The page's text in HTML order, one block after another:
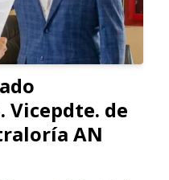
Vicepdte. de
AN